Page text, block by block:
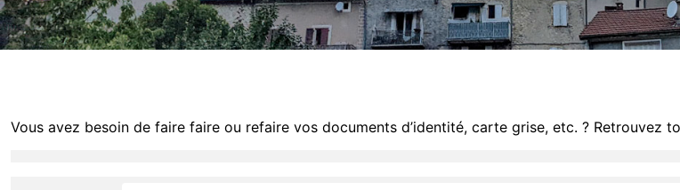
Vous avez besoin de faire faire ou refaire vos documents d’identité, carte grise, etc. ? Retrouvez